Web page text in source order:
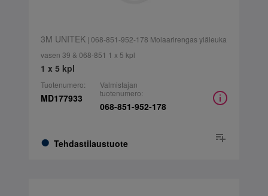
3M UNITEK| 068-851-952-178 Molaarirengas yläleuka
vasen 39 & 068-851 1 x 5 kpl
1 x 5 kpl
Tuotenumero:
MD177933
Tehdastilaustuote
Valmistajan
tuotenumero:
068-851-952-178